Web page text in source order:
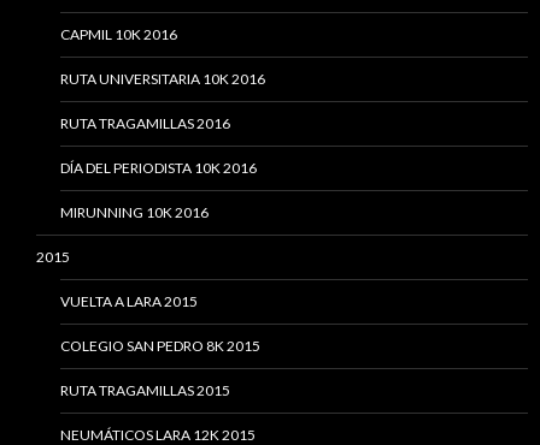
CAPMIL 10K 2016
RUTA UNIVERSITARIA 10K 2016
RUTA TRAGAMILLAS 2016
DÍA DEL PERIODISTA 10K 2016
MIRUNNING 10K 2016
2015
VUELTA A LARA 2015
COLEGIO SAN PEDRO 8K 2015
RUTA TRAGAMILLAS 2015
NEUMÁTICOS LARA 12K 2015